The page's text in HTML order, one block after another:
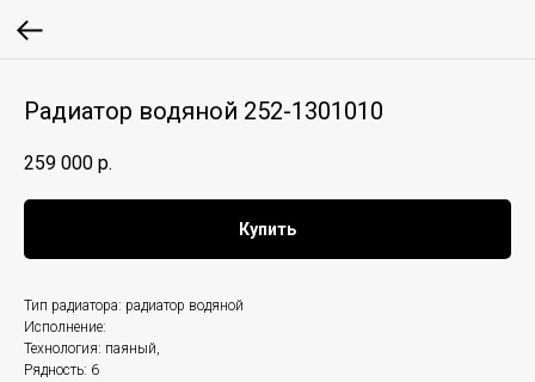
Радиатор водяной 252-1301010
259 000 р.
Купить
Тип радиатора: радиатор водяной
Исполнение:
Технология: паяный,
Рядность: 6